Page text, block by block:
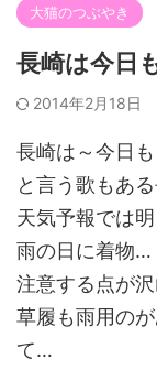
大猫のつぶやき
長崎は今日
2014年2月18日
長崎は～今日
と言う歌もあ
天気予報では
雨の日に着物…
注意する点が
草履も雨用の
て…